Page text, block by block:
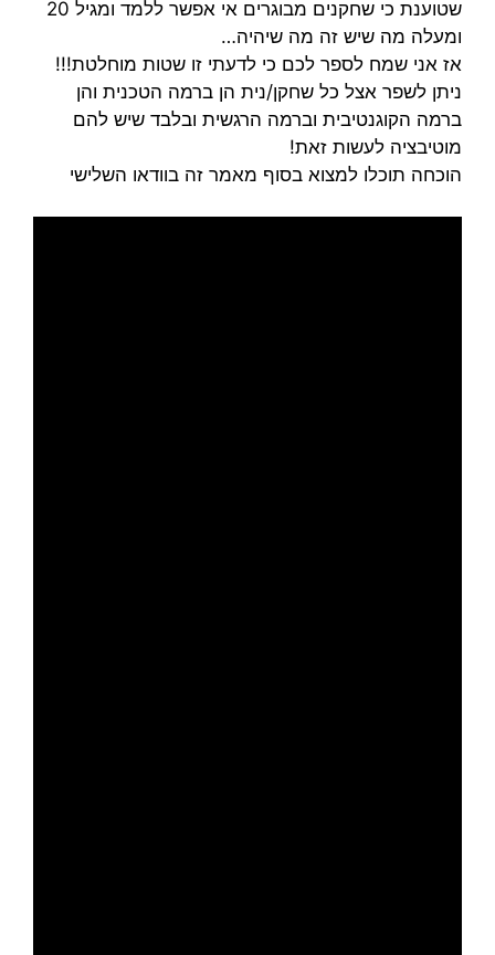
שטוענת כי שחקנים מבוגרים אי אפשר ללמד ומגיל 20
ומעלה מה שיש זה מה שיהיה…
אז אני שמח לספר לכם כי לדעתי זו שטות מוחלטת!!!
ניתן לשפר אצל כל שחקן/נית הן ברמה הטכנית והן
ברמה הקוגנטיבית וברמה הרגשית ובלבד שיש להם
מוטיבציה לעשות זאת!
הוכחה תוכלו למצוא בסוף מאמר זה בוודאו השלישי